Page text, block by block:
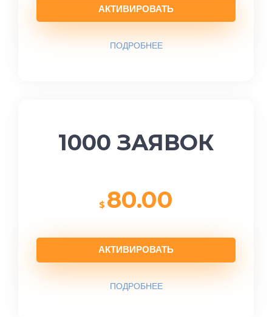
АКТИВИРОВАТЬ
ПОДРОБНЕЕ
1000 ЗАЯВОК
$ 80.00
АКТИВИРОВАТЬ
ПОДРОБНЕЕ